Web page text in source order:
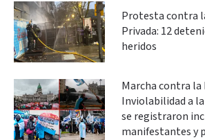
Protesta contra
Privada: 12
heridos
Marcha contra la
Inviolabilidad a
se registraron
manifestantes y